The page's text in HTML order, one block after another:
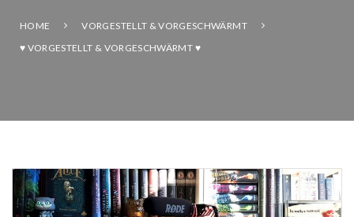
HOME
VORGESTELLT & VORGESCHWÄRMT
♥ VORGESTELLT & VORGESCHWÄRMT ♥